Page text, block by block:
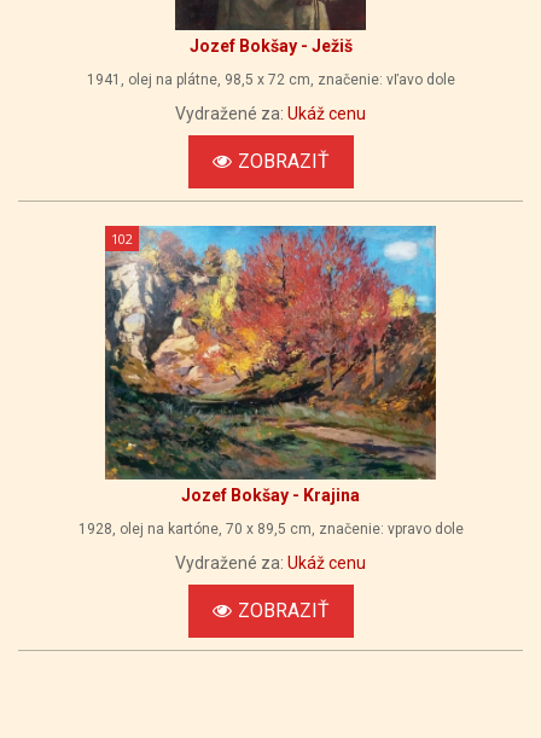
Jozef Bokšay - Ježiš
1941, olej na plátne, 98,5 x 72 cm, značenie: vľavo dole
Vydražené za: Ukáž cenu
ZOBRAZIŤ
102
Jozef Bokšay - Krajina
1928, olej na kartóne, 70 x 89,5 cm, značenie: vpravo dole
Vydražené za: Ukáž cenu
ZOBRAZIŤ